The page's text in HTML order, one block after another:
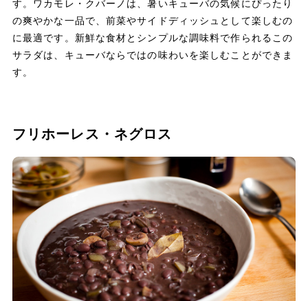
す。ワカモレ・クバーノは、暑いキューバの気候にぴったり
の爽やかな一品で、前菜やサイドディッシュとして楽しむの
に最適です。新鮮な食材とシンプルな調味料で作られるこの
サラダは、キューバならではの味わいを楽しむことができま
す。
フリホーレス・ネグロス